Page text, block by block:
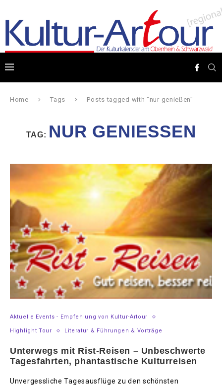
Home Tags Posts tagged with "nur genießen"
TAG: NUR GENIESSEN
Aktuelle Events - Empfehlung von Kultur-Artour
Highlight Tour Literatur & Führungen & Vorträge
Unterwegs mit Rist-Reisen – Unbeschwerte
Tagesfahrten, phantastische Kulturreisen
Unvergessliche Tagesausflüge zu den schönsten